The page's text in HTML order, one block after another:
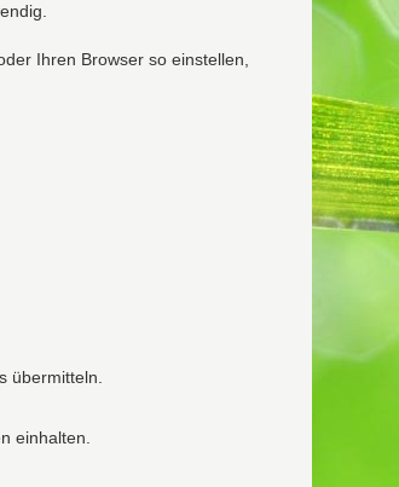
Ihren Browser so einstellen,
übermitteln.
einhalten.